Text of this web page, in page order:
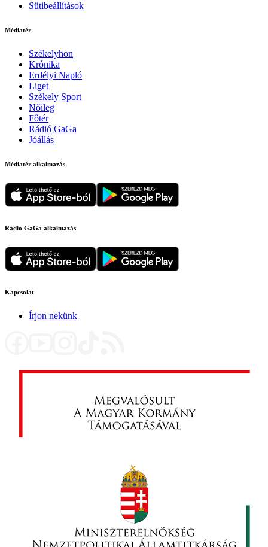
Sütibeállítások
Médiatér
Székelyhon
Krónika
Erdélyi Napló
Liget
Székely Sport
Nőileg
Főtér
Rádió GaGa
Jóállás
Médiatér alkalmazás
Rádió GaGa alkalmazás
Kapcsolat
Írjon nekünk